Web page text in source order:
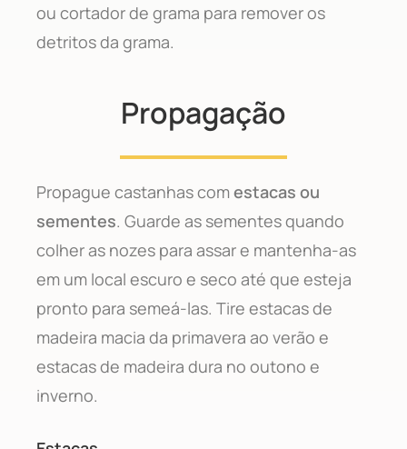
ou cortador de grama para remover os
detritos da grama.
Propagação
Propague castanhas comestacas ou
sementes. Guarde as sementes quando
colher as nozes para assar e mantenha-as
em um local escuro e seco até que esteja
pronto para semeá-las. Tire estacas de
madeira macia da primavera ao verão e
estacas de madeira dura no outono e
inverno.